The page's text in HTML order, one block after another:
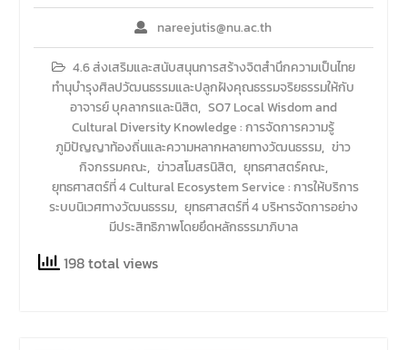
nareejutis@nu.ac.th
4.6 ส่งเสริมและสนับสนุนการสร้างจิตสำนึกความเป็นไทย
ทำนุบำรุงศิลปวัฒนธรรมและปลูกฝังคุณธรรมจริยธรรมให้กับ
อาจารย์ บุคลากรและนิสิต, SO7 Local Wisdom and
Cultural Diversity Knowledge : การจัดการความรู้
ภูมิปัญญาท้องถิ่นและความหลากหลายทางวัฒนธรรม, ข่าว
กิจกรรมคณะ, ข่าวสโมสรนิสิต, ยุทธศาสตร์คณะ,
ยุทธศาสตร์ที่ 4 Cultural Ecosystem Service : การให้บริการ
ระบบนิเวศทางวัฒนธรรม, ยุทธศาสตร์ที่ 4 บริหารจัดการอย่าง
มีประสิทธิภาพโดยยึดหลักธรรมาภิบาล
198 total views